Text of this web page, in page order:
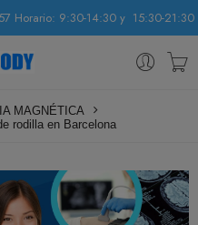
Horario: 9:30-14:30 y 15:30-21:30
MAGNÉTICA
rodilla en Barcelona